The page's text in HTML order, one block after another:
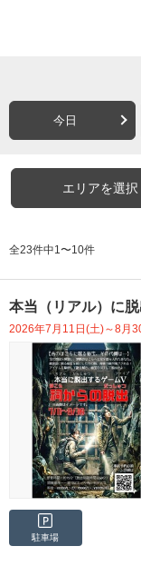
今日
エリアを選択
全23件中1〜10件
本当（リアル）に
2026年7月11日(土)～8月
駐車場